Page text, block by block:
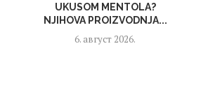
UKUSOM MENTOLA?
NJIHOVA PROIZVODNJA...
6. август 2026.